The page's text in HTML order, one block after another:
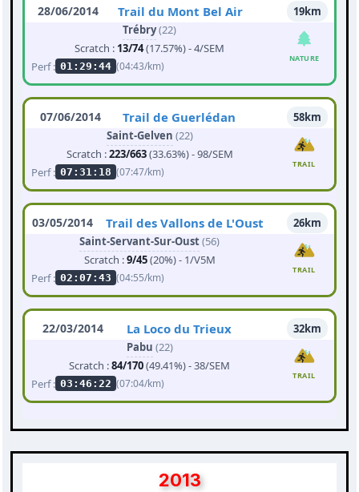
28/06/2014 Trail du Mont Bel Air
19km
Trébry(22)
Scratch : 13/74(17.57%) - 4/SEM
Perf : 01:29:44 (04:43/km)
NATURE
07/06/2014 Trail de Guerlédan
58km
Saint-Gelven (22)
Scratch :223/663(33.63%) - 98/SEM
Perf : 07:31:18 (07:47/km)
TRAIL
03/05/2014 Trail des Vallons de L'Oust
26km
Saint-Servant-Sur-Oust(56)
Scratch :9/45(20%) - 1/V5M
Perf : 02:07:43 (04:55/km)
TRAIL
22/03/2014 La Loco du Trieux
32km
Pabu (22)
Scratch :84/170(49.41%) - 38/SEM
Perf : 03:46:22 (07:04/km)
TRAIL
2013